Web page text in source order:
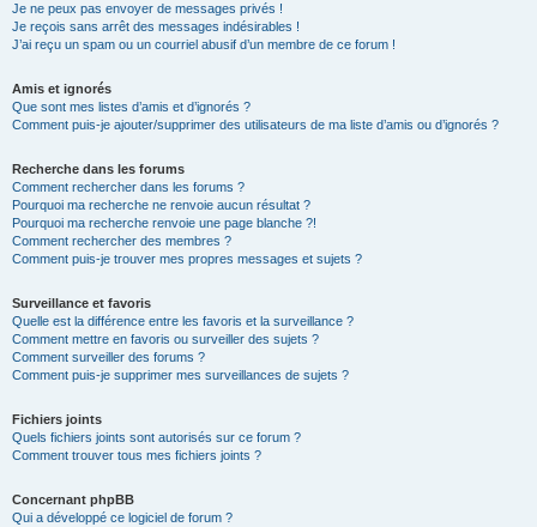
Je ne peux pas envoyer de messages privés !
Je reçois sans arrêt des messages indésirables !
J’ai reçu un spam ou un courriel abusif d’un membre de ce forum !
Amis et ignorés
Que sont mes listes d’amis et d’ignorés ?
Comment puis-je ajouter/supprimer des utilisateurs de ma liste d’amis ou d’ignorés ?
Recherche dans les forums
Comment rechercher dans les forums ?
Pourquoi ma recherche ne renvoie aucun résultat ?
Pourquoi ma recherche renvoie une page blanche ?!
Comment rechercher des membres ?
Comment puis-je trouver mes propres messages et sujets ?
Surveillance et favoris
Quelle est la différence entre les favoris et la surveillance ?
Comment mettre en favoris ou surveiller des sujets ?
Comment surveiller des forums ?
Comment puis-je supprimer mes surveillances de sujets ?
Fichiers joints
Quels fichiers joints sont autorisés sur ce forum ?
Comment trouver tous mes fichiers joints ?
Concernant phpBB
Qui a développé ce logiciel de forum ?